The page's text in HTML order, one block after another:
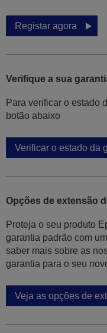
Registar agora
Verifique a sua
Para verificar o estado
botão abaixo
Verificar o estado da
Opções de extensão
Proteja o seu produto
garantia padrão com
saber mais sobre as
garantia para o seu
Veja as opções de